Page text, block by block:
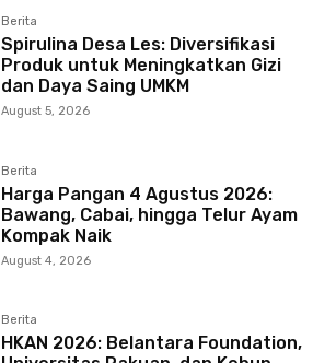
Berita
Spirulina Desa Les: Diversifikasi
Produk untuk Meningkatkan Gizi
dan Daya Saing UMKM
August 5, 2026
Berita
Harga Pangan 4 Agustus 2026:
Bawang, Cabai, hingga Telur Ayam
Kompak Naik
August 4, 2026
Berita
HKAN 2026: Belantara Foundation,